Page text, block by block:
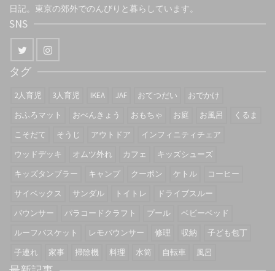
日記。東京の郊外でのんびりと暮らしています。
SNS
タグ
2人育児 3人育児 IKEA JAF おてつだい
おでかけ
おふろマット
おべんきょう おもちゃ お庭 お風呂
くるま
こそだて
そうじ アウトドア
インフィニティチェア
ウッドデッキ
オムツ外れ カフェ
キッズシューズ
キッズタンブラー
キャンプ クーポン ケトル
コーヒー
サイベックス
サンダル トイトレ
ドライブスルー
バウンサー
パラコードクラフト プール
ベビーベッド
ルーフバスケット
レモバウンサー 修理 収納
子ども包丁
子連れ
家事 掃除機 料理 水筒 自転車 風呂